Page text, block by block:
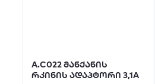
A.C022 მანქანის
რკინის ადაპტორი 3,1A